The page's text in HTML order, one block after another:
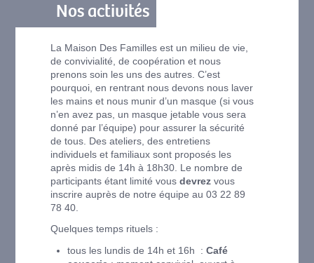
Nos activités
La Maison Des Familles est un milieu de vie,
de convivialité, de coopération et nous
prenons soin les uns des autres. C’est
pourquoi, en rentrant nous devons nous laver
les mains et nous munir d’un masque (si vous
n’en avez pas, un masque jetable vous sera
donné par l’équipe) pour assurer la sécurité
de tous. Des ateliers, des entretiens
individuels et familiaux sont proposés les
après midis de 14h à 18h30. Le nombre de
participants étant limité vousdevrezvous
inscrire auprès de notre équipe au 03 22 89
78 40.
Quelques temps rituels :
tous les lundis de 14h et 16h : Café